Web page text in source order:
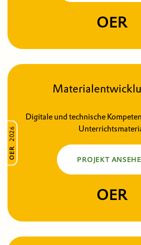
OER
OER
2026
Digitale und technische
PROJEKT
OER